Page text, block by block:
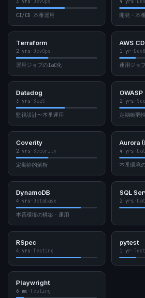
CI/CD 本番運用 開発・本
Terraform
2 yrs · DevOps
運用ジョブのIaC化
AWS
1 yr ·
運用ジョ
Datadog
3 yrs · SaaS
監視設計〜本番運用
OWASP
2 yrs ·
定期脆弱
Coverity
2 yrs · Security
定期静的解析
Aurora
4 yrs ·
本番環境
DynamoDB
4 yrs · Database
本番環境の構築・運用
SQL
2 yrs ·
RSpec
4 yrs · Testing
pytest
1 yr ·
Playwright
6 mo · Testing